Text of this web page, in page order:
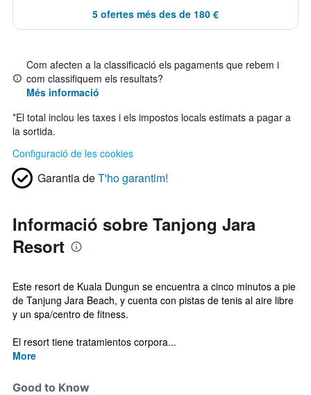
5 ofertes més des de 180 €
Com afecten a la classificació els pagaments que rebem i
com classifiquem els resultats?
Més informació
*El total inclou les taxes i els impostos locals estimats a pagar a
la sortida.
Configuració de les cookies
Garantia deT'ho garantim!
Informació sobre Tanjong Jara
Resort
Este resort de Kuala Dungun se encuentra a cinco minutos a pie
de Tanjung Jara Beach, y cuenta con pistas de tenis al aire libre
y un spa/centro de fitness.
El resort tiene tratamientos corpora...
More
Good to Know